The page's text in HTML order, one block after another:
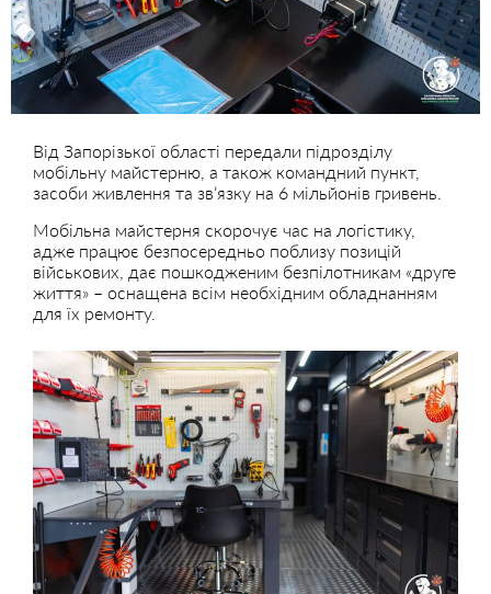
Від Запорізької області передали підрозділу
мобільну майстерню, а також командний пункт,
засоби живлення та звʼязку на 6 мільйонів гривень.
Мобільна майстерня скорочує час на логістику,
адже працює безпосередньо поблизу позицій
військових, дає пошкодженим безпілотникам «друге
життя» – оснащена всім необхідним обладнанням
для їх ремонту.